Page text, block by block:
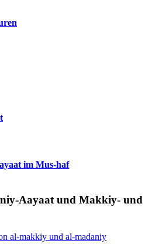
im Mus-haf
Aayaat und Makkiy- und
al-makkiy und al-madaniy